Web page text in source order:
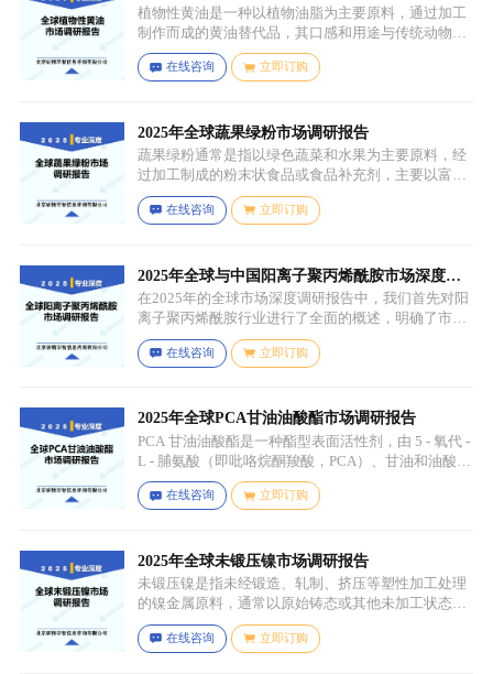
植物性黄油是一种以植物油脂为主要原料，通过加工
制作而成的黄油替代品，其口感和用途与传统动物黄
油较为相似，常见的有大豆油、菜籽油、椰子油、棕
榈油等，这些植物油脂经过精炼、氢化或酯交换等工
用香精、色素等，以改善口感、延长保质期和调整风
味。
在线咨询 立即订购
2025年全球蔬果绿粉市场调研报告
蔬果绿粉通常是指以绿色蔬菜和水果为主要原料，经
过加工制成的粉末状食品或食品补充剂，主要以富含
叶绿素、膳食纤维、维生素、矿物质等营养成分的绿
色蔬菜和水果为原料，常见的包括菠菜、羽衣甘蓝、
等，有时也会搭配其他颜色的蔬果（如胡萝卜、甜菜
根等）以丰富营养等绿色水果。
在线咨询 立即订购
2025年全球与中国阳离子聚丙烯酰胺市场深度调
研报告：行业趋势与投资前景分析
在2025年的全球市场深度调研报告中，我们首先对阳
离子聚丙烯酰胺行业进行了全面的概述，明确了市场
细分与应用场景。通过对细分产品的定义与特点进行
深入分析，我们揭示了关键应用场景及其客群洞察。
在线咨询 立即订购
2025年全球PCA甘油油酸酯市场调研报告
PCA 甘油油酸酯是一种酯型表面活性剂，由 5 - 氧代 -
L - 脯氨酸（即吡咯烷酮羧酸，PCA）、甘油和油酸通
过化学反应生成，化学名称为 5 - 氧代 - L - 脯氨酸 2 -
羟基 - 3-(油酰氧基) 丙酯，分子式为 C26H45NO6，分
先进行皂化反应得到脂肪酸盐，再经过酸化、酯化等
一系列反应，将甘油与油酸结合，并引入 PCA 基团，
从而得到 PCA 甘油油酸酯。
在线咨询 立即订购
2025年全球未锻压镍市场调研报告
未锻压镍是指未经锻造、轧制、挤压等塑性加工处理
的镍金属原料，通常以原始铸态或其他未加工状态存
在，一般为块状、锭状、粒状或其他铸造成型的原始
形态，表面可能保留铸造过程中形成的粗糙纹理或缺
在线咨询 立即订购